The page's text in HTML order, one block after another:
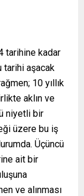
tarihine kadar
tarihi aşacak
10 yıllık
aklın ve
niyetli bir
üzere bu iş
Üçüncü
ait bir
ve alınması